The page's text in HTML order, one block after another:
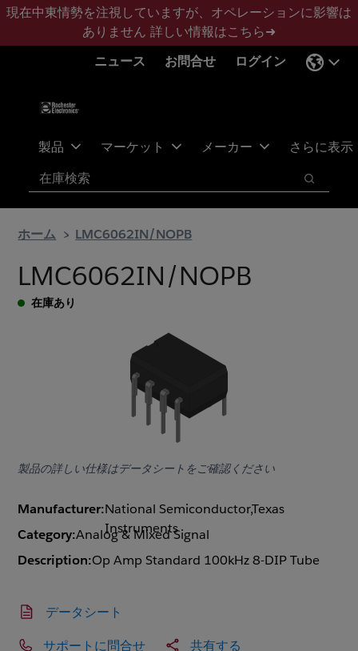
メ
ン
フ
タ
現在中東情勢を注視していますが、オペレーションに影響は
ありません 詳しい情報はこちら➜
ニュース
お問合せ ログイン
製品 マーケット メーカー さらに表示
検索
検索
ホーム LMC6062IN/NOPB
LMC6062IN/NOPB
在庫あり
製品の詳しい仕様はデータシートをご確認ください
Manufacturer:National Semiconductor,Texas
Instruments
Category:Analog & Mixed Signal
Description:Op Amp Standard 100kHz 8-DIP Tube
データシート
サポートに問合せ 共有する